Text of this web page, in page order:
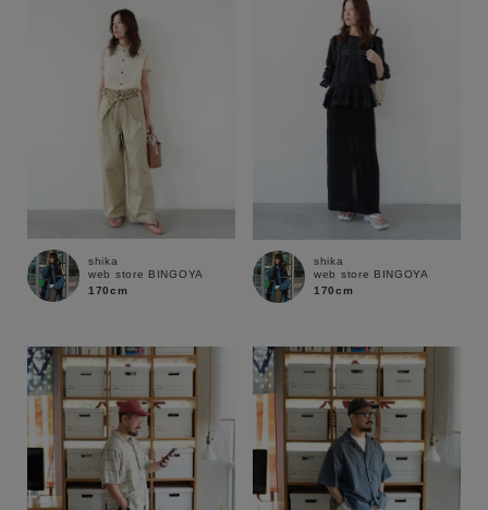
shika
web store BINGOYA
170cm
shika
web store BINGOYA
170cm